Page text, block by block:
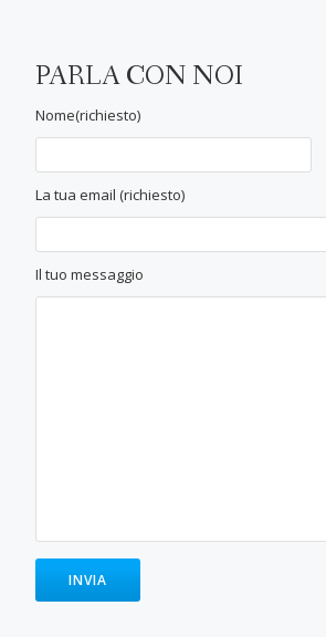
PARLA CON NOI
Nome(richiesto)
La tua email (richiesto)
Il tuo messaggio